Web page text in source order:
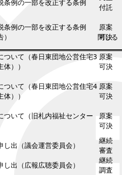
閉じる
条例の一部を改正する条例
付託
条例の一部を改正する条例
原案
可決
ついて（春日東団地公営住宅3
））
原案
可決
ついて（春日東団地公営住宅4
））
原案
可決
ついて（旧札内福祉センター
原案
可決
出（議会運営委員会）
継続
審査
出（広報広聴委員会）
継続
調査